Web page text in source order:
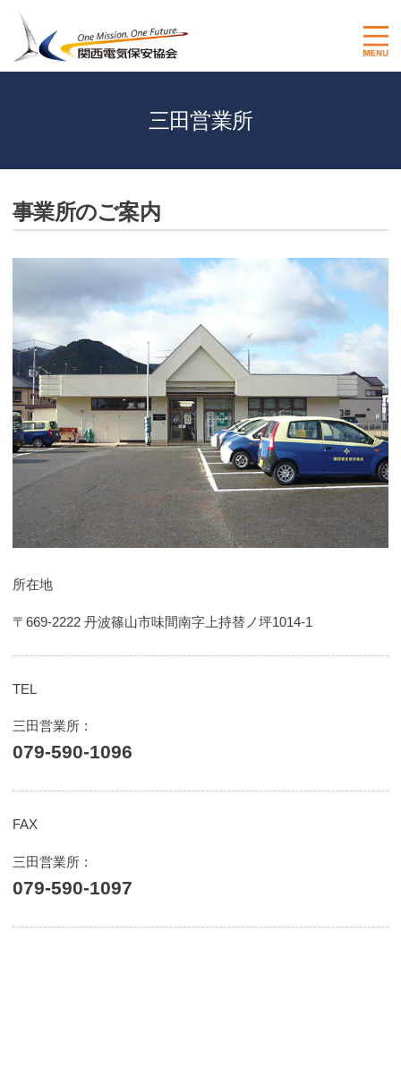
三田営業所
事業所のご案内
所在地
〒669-2222 丹波篠山市味間南字上持替ノ坪1014-1
TEL
三田営業所
079-590-1096
FAX
三田営業所
079-590-1097